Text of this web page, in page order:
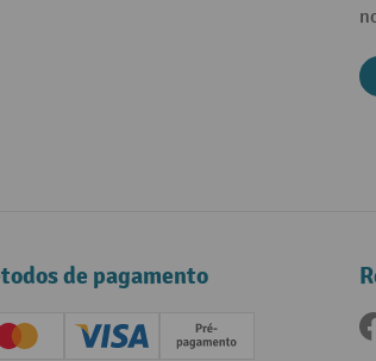
de pagamento
Creditcard (Master)Creditcard (Visa)Pré-pagamento